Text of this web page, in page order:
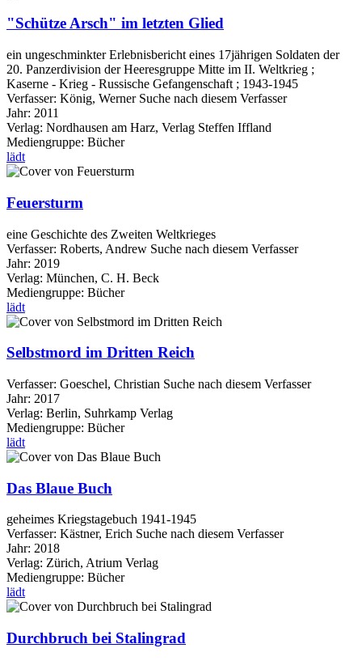
"Schütze Arsch" im letzten Glied
ein ungeschminkter Erlebnisbericht eines 17jährigen Soldaten der
20. Panzerdivision der Heeresgruppe Mitte im II. Weltkrieg ;
Kaserne - Krieg - Russische Gefangenschaft ; 1943-1945
Verfasser: König, Werner Suche nach diesem Verfasser
Jahr: 2011
Verlag: Nordhausen am Harz, Verlag Steffen Iffland
Mediengruppe: Bücher
lädt
Feuersturm
eine Geschichte des Zweiten Weltkrieges
Verfasser: Roberts, Andrew Suche nach diesem Verfasser
Jahr: 2019
Verlag: München, C. H. Beck
Mediengruppe: Bücher
lädt
Selbstmord im Dritten Reich
Verfasser: Goeschel, Christian Suche nach diesem Verfasser
Jahr: 2017
Verlag: Berlin, Suhrkamp Verlag
Mediengruppe: Bücher
lädt
Das Blaue Buch
geheimes Kriegstagebuch 1941-1945
Verfasser: Kästner, Erich Suche nach diesem Verfasser
Jahr: 2018
Verlag: Zürich, Atrium Verlag
Mediengruppe: Bücher
lädt
Durchbruch bei Stalingrad